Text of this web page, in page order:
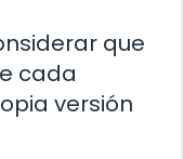
que
cada
versión